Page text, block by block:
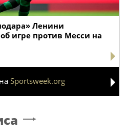
Ленини
игре против Месси на
Sportsweek.org